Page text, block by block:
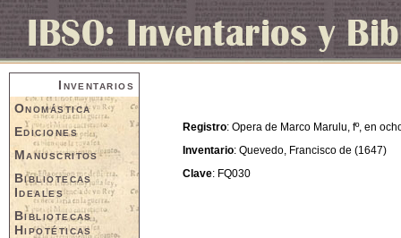
Inventarios
Onomástica
Ediciones
Manuscritos
Bibliotecas
Ideales
Bibliotecas
Hipotéticas
Registro: Opera de Marco Marulu, fº, en
Inventario: Quevedo, Francisco de (1647)
Clave: FQ030